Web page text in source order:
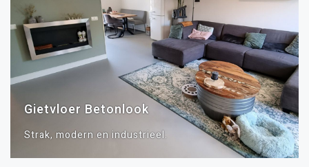
Gietvloer Betonlook
Strak, modern en industrieel.